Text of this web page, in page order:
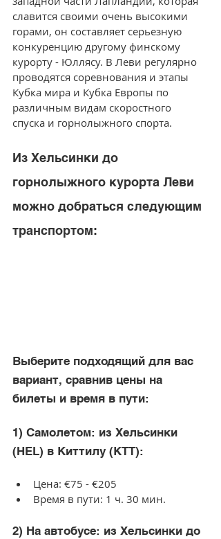
славится своими очень высокими
горами, он составляет серьезную
конкуренцию другому финскому
курорту - Юллясу. В Леви регулярно
проводятся соревнования и этапы
Кубка мира и Кубка Европы по
различным видам скоростного
спуска и горнолыжного спорта.
Из Хельсинки до
горнолыжного курорта Леви
можно добраться следующим
транспортом:
Выберите подходящий для вас
вариант, сравнив цены на
билеты и время в пути:
1) Самолетом: из Хельсинки
(HEL) в Киттилу (KTT):
Цена: €75 - €205
Время в пути: 1 ч. 30 мин.
2) На автобусе: из Хельсинки до